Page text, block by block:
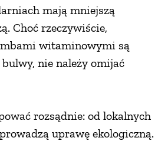
mają mniejszą
Choć rzeczywiście,
witaminowymi są
nie należy omijać
rozsądnie: od lokalnych
uprawę ekologiczną.
ZUPY
DODATKI